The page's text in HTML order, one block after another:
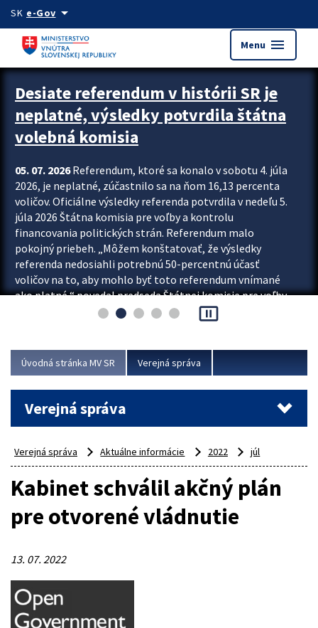
Preskocit na hlavný obsah
SK e-Govarrow_drop_down
Menu menu
Zastavit automatický posun upútavok
Desiate referendum v histórii SR je
neplatné, výsledky potvrdila štátna
volebná komisia
05. 07. 2026Referendum, ktoré sa konalo v sobotu 4. júla
2026, je neplatné, zúčastnilo sa na ňom 16,13 percenta
voličov. Oficiálne výsledky referenda potvrdila v nedeľu 5.
júla 2026 Štátna komisia pre voľby a kontrolu
financovania politických strán. Referendum malo
pokojný priebeh. „Môžem konštatovať, že výsledky
referenda nedosiahli potrebnú 50-percentnú účasť
voličov na to, aby mohlo byť toto referendum vnímané
ako platné,“ povedal predseda Štátnej komisie pre voľby
a kontrolu financovania politických...
pause_presentation
Úvodná stránka MV SR Verejná správa
Verejná správa
Verejná správa Aktuálne informácie 2022 júl
Kabinet schválil akčný plán
pre otvorené vládnutie
13. 07. 2022